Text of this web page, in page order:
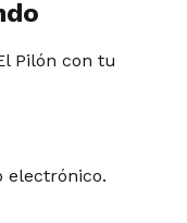
Pilón con tu
electrónico.